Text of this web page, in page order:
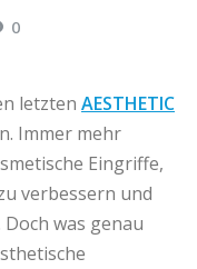
0
letzten AESTHETIC
Immer mehr
Eingriffe,
verbessern und
was genau